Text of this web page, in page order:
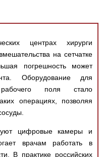
центрах хирурги
на сетчатке
погрешность может
Оборудование для
рабочего поля стало
операциях, позволяя
цифровые камеры и
врачам работать в
В практике российских